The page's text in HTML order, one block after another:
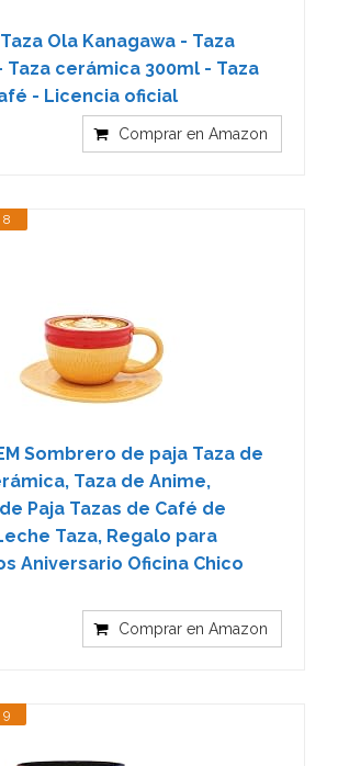
Ola Kanagawa - Taza
Taza cerámica 300ml - Taza
- Licencia oficial
Comprar en Amazon
8
Sombrero de paja Taza de
Taza de Anime,
Paja Tazas de Café de
Taza, Regalo para
Aniversario Oficina Chico
Comprar en Amazon
9